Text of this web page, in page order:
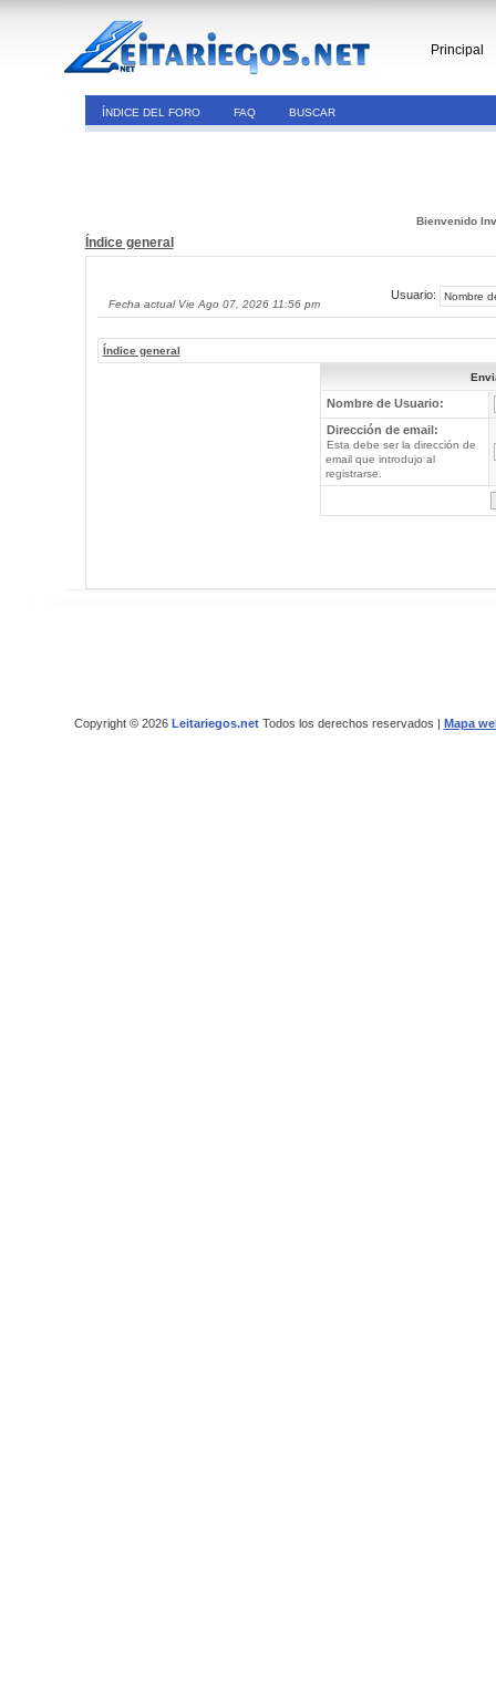
Principal
ÍNDICE DEL FORO FAQ BUSCAR
Bienvenido
Índice general
Fecha actual Vie Ago 07, 2026 11:56 pm
Usuario:
Índice general
Nombre de Usuario:
Dirección de email:
Esta debe ser la dirección de
email que introdujo al
registrarse.
Copyright © 2026 Leitariegos.netTodos los derechos reservados | Mapa